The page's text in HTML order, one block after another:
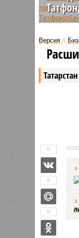
денег,
заявили
Версия //
0
0
0